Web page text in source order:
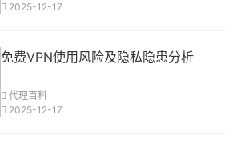
2025-12-17
免费VPN使用风险及隐私隐患分析
代理百科
2025-12-17